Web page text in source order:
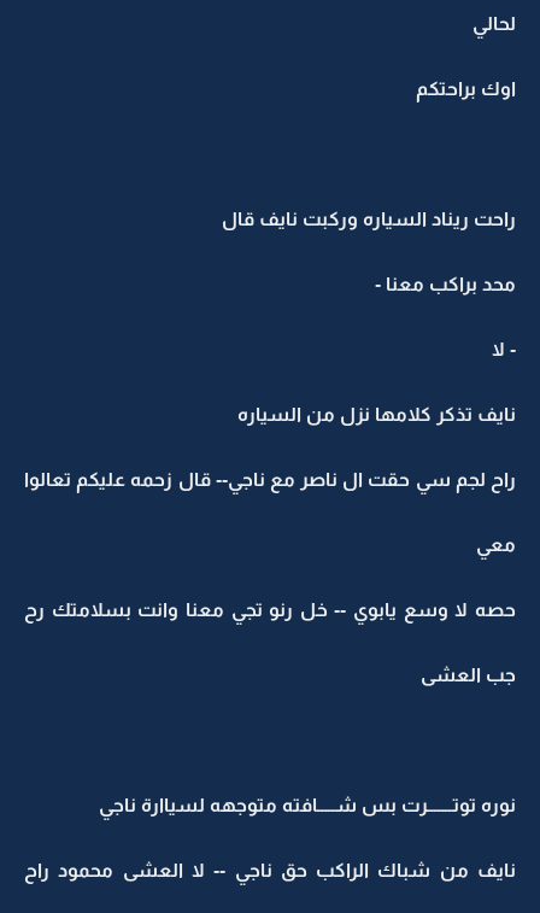
لحالي
اوك براحتكم
راحت ريناد السياره وركبت نايف قال
محد براكب معنا -
- لا
نايف تذكر كلامها نزل من السياره
راح لجم سي حقت ال ناصر مع ناجي-- قال زحمه عليكم تعالوا
معي
حصه لا وسع يابوي -- خل رنو تجي معنا وانت بسلامتك رح
جب العشى
نوره توتـــــــرت بس شـــــافته متوجهه لسياارة ناجي
نايف من شباك الراكب حق ناجي -- لا العشى محمود راح